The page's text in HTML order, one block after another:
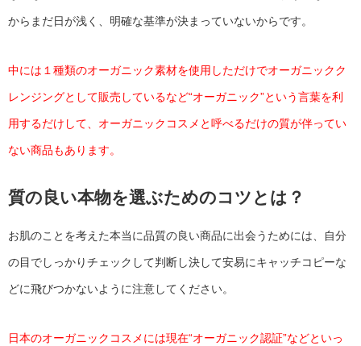
からまだ日が浅く、明確な基準が決まっていないからです。
中には１種類のオーガニック素材を使用しただけでオーガニックク
レンジングとして販売しているなど“オーガニック”という言葉を利
用するだけして、オーガニックコスメと呼べるだけの質が伴ってい
ない商品もあります。
質の良い本物を選ぶためのコツとは？
お肌のことを考えた本当に品質の良い商品に出会うためには、自分
の目でしっかりチェックして判断し決して安易にキャッチコピーな
どに飛びつかないように注意してください。
日本のオーガニックコスメには現在“オーガニック認証”などといっ